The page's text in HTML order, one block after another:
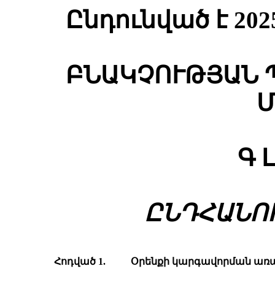
Ընդունված է
ԲՆԱԿՉՈՒԹՅԱՆ
Գ
Հոդված 1. Օրենքի կարգավորման